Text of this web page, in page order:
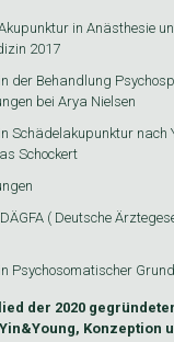
in Anästhesie
2017
der Behandlung
bei Arya Nielsen
Schädelakupunktur nach
Schockert
( Deutsche
Psychosomatischer
der 2020
Yin&Young, Konzeption